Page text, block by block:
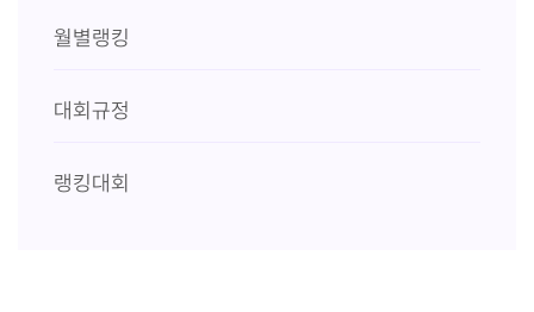
월별랭킹
대회규정
랭킹대회